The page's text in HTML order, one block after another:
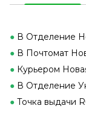
● В Отделение
● В Почтомат
● Курьером
● В Отделение
● Точка выдачи